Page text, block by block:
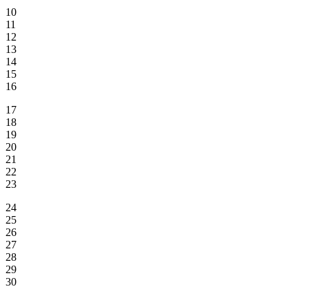
10
11
12
13
14
15
16
17
18
19
20
21
22
23
24
25
26
27
28
29
30